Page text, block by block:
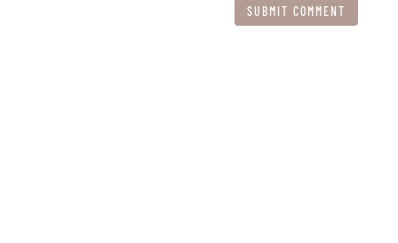
SUBMIT COMMENT